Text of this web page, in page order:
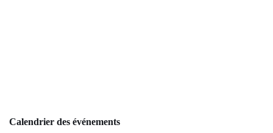
Calendrier des événements